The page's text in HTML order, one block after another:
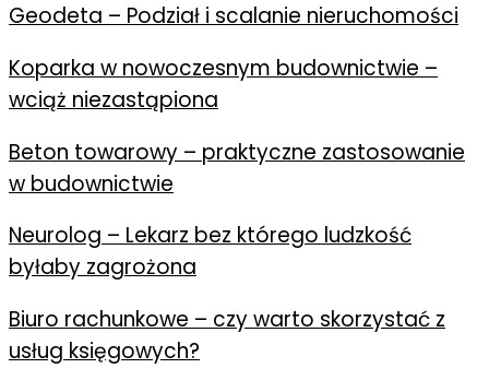
Geodeta – Podział i scalanie nieruchomości
Koparka w nowoczesnym budownictwie –
wciąż niezastąpiona
Beton towarowy – praktyczne zastosowanie
w budownictwie
Neurolog – Lekarz bez którego ludzkość
byłaby zagrożona
Biuro rachunkowe – czy warto skorzystać z
usług księgowych?